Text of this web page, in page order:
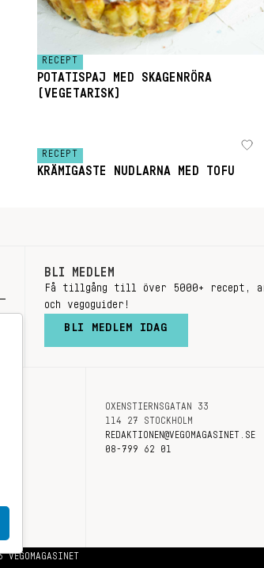
RECEPT
POTATISPAJ MED SKAGENRÖRA
(VEGETARISK)
RECEPT
KRÄMIGASTE NUDLARNA MED TOFU
BLI MEDLEM
Få tillgång till över 5000+ recept,
och vegoguider!
BLI MEDLEM IDAG
OXENSTIERNSGATAN 33
114 27 STOCKHOLM
REDAKTIONEN@VEGOMAGASINET.SE
08-799 62 01